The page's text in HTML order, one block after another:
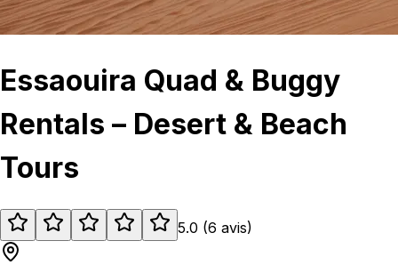
Essaouira Quad & Buggy
Rentals – Desert & Beach
Tours
5.0 (6 avis)